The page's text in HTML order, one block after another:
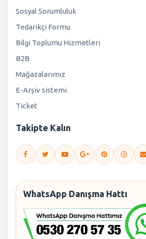
Sosyal Sorumluluk
Tedarikçi Formu
Bilgi Toplumu Hizmetleri
B2B
Mağazalarımız
E-Arşiv sistemi
Ticket
Takipte Kalın
WhatsApp Danışma Hattı